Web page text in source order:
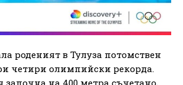
роденият в Тулуза потомствен
четири олимпийски рекорда.
започна на 400 метра съчетано,